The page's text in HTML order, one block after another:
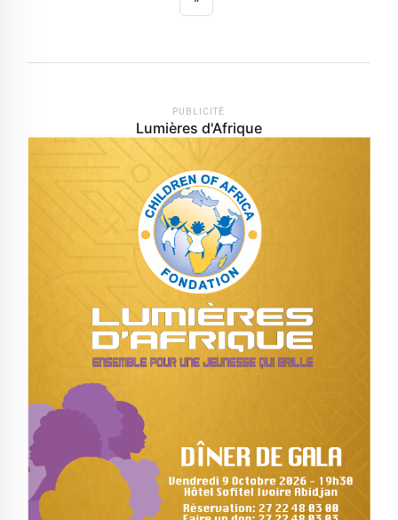
PUBLICITÉ
Lumières d'Afrique